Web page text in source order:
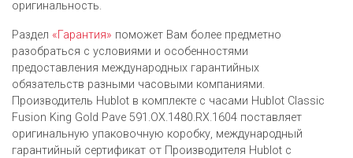
оригинальность.
Раздел «Гарантия» поможет Вам более предметно
разобраться с условиями и особенностями
предоставления международных гарантийных
обязательств разными часовыми компаниями.
Производитель Hublot в комплекте с часами Hublot Classic
Fusion King Gold Pave 591.OX.1480.RX.1604 поставляет
оригинальную упаковочную коробку, международный
гарантийный сертификат от Производителя Hublot c